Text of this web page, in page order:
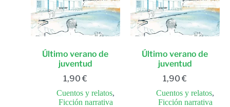
Último verano de
juventud
1,90€
Cuentos y relatos,
Ficción narrativa
Último verano de
juventud
1,90€
Cuentos y relatos,
Ficción narrativa